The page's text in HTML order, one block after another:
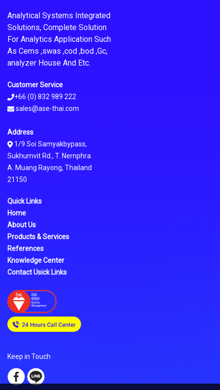
Analytical Systems Integrated
Solutions, Complete Solution
For Analytics Application Such
As Cems ,swas ,cod ,bod ,Gc,
analyzer House And Etc.
Customer Service
+66 (0) 832 989 222
sales@ase-thai.com
Address
1/9 Soi Samyakbypass,
Sukhumvit Rd., T. Nernphra
A. Muang Rayong, Thailand
21150
Quick Links
Home
About Us
Products & Services
References
Knowledge Center
Contact Usick Links
Keep in Touch